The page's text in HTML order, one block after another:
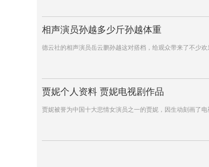
相声演员孙越多少斤孙越体重
德云社的相声演员岳云鹏孙越这对搭档，给观众带来了不少
贾妮个人资料 贾妮电视剧作品
贾妮被誉为中国十大悲情女演员之一的贾妮，因生动刻画了